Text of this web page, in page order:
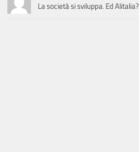
La società si sviluppa. Ed Alitalia?